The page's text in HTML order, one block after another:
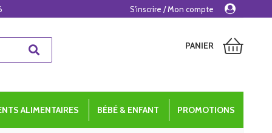
PANIER
ALIMENTAIRES BÉBÉ & ENFANT PROMOTIONS
S'inscrire / Mon compte